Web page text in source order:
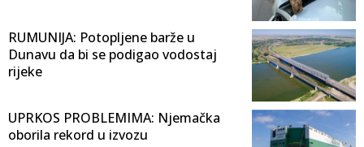
RUMUNIJA: Potopljene barže u
Dunavu da bi se podigao vodostaj
rijeke
UPRKOS PROBLEMIMA: Njemačka
oborila rekord u izvozu